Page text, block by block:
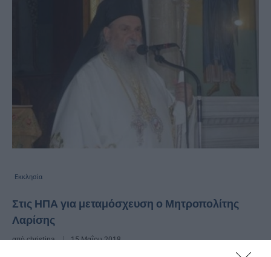
Εκκλησία
Στις ΗΠΑ για μεταμόσχευση ο Μητροπολίτης
Λαρίσης
απόchristina 15 Μαΐου 2018